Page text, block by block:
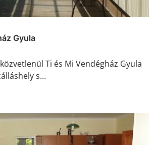
Gyula
Ti és Mi Vendégház Gyula
s...